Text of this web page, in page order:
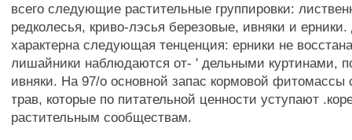
всего следующие растительные группировки:
редколесья, криво-лэсья березовые, ивняки и
характерна следующая тенценция: ерники не
лишайники наблюдаются от- ' дельными куртинами,
ивняки. На 97/о основной запас кормовой фитомассы
трав, которые по питательной ценности уступают
растительным сообществам.